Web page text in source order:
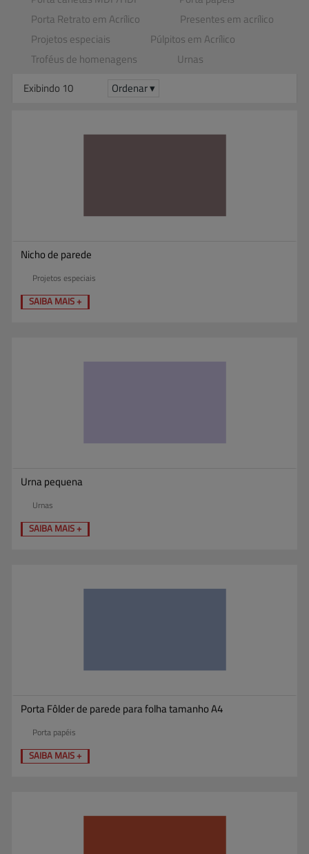
Porta Retrato em Acrílico
Presentes em acrílico
Projetos especiais
Púlpitos em Acrílico
Troféus de homenagens
Urnas
Exibindo 10
Ordenar ▾
Nicho de parede
Projetos especiais
SAIBA MAIS +
Urna pequena
Urnas
SAIBA MAIS +
Porta Fôlder de parede para folha tamanho A4
Porta papéis
SAIBA MAIS +